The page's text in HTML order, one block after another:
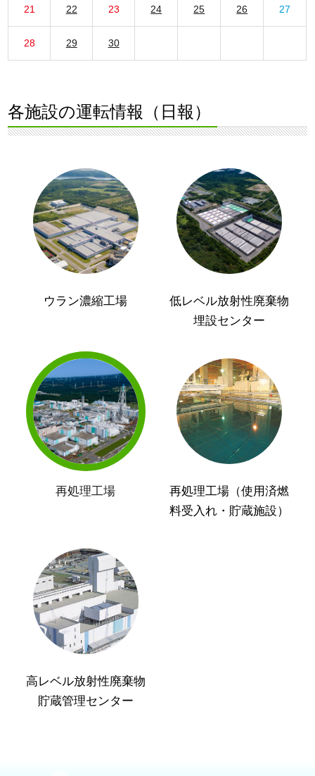
21 22 23 24 25 26 27
28 29 30
各施設の運転情報（日報）
ウラン濃縮工場
低レベル放射性廃棄物
埋設センター
再処理工場
再処理工場（使用済燃
料受入れ・貯蔵施設）
高レベル放射性廃棄物
貯蔵管理センター